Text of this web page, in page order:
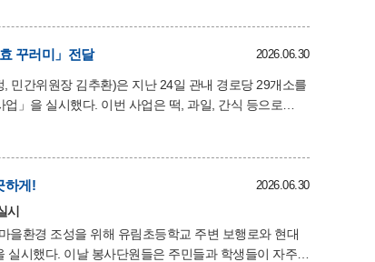
방치되는 경우가 많아 청소가 쉽지 않은 곳이다. 이날
나 수거하는 등 평소 관리가 어려운 구간까지 꼼꼼하게
꾸러미」전달 2026.06.30
민간위원장 김추환)은 지난 24일 관내 경로당 29개소를
은 떡, 과일, 간식 등으로
. 김추환 민간위원장은 “작은
앞으로도 지
하게! 2026.06.30
시
을환경 조성을 위해 유림초등학교 주변 보행로와 현대
학생들이 자주